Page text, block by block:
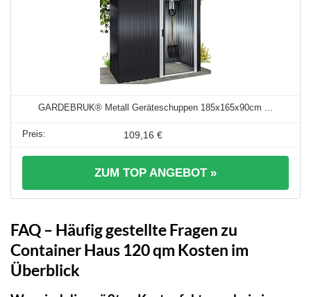
GARDEBRUK® Metall Geräteschuppen 185x165x90cm ...
109,16 €
ZUM TOP ANGEBOT »
FAQ – Häufig gestellte Fragen zu
Container Haus 120 qm Kosten im
Überblick